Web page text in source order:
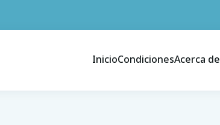
InicioCondicionesAcerca de